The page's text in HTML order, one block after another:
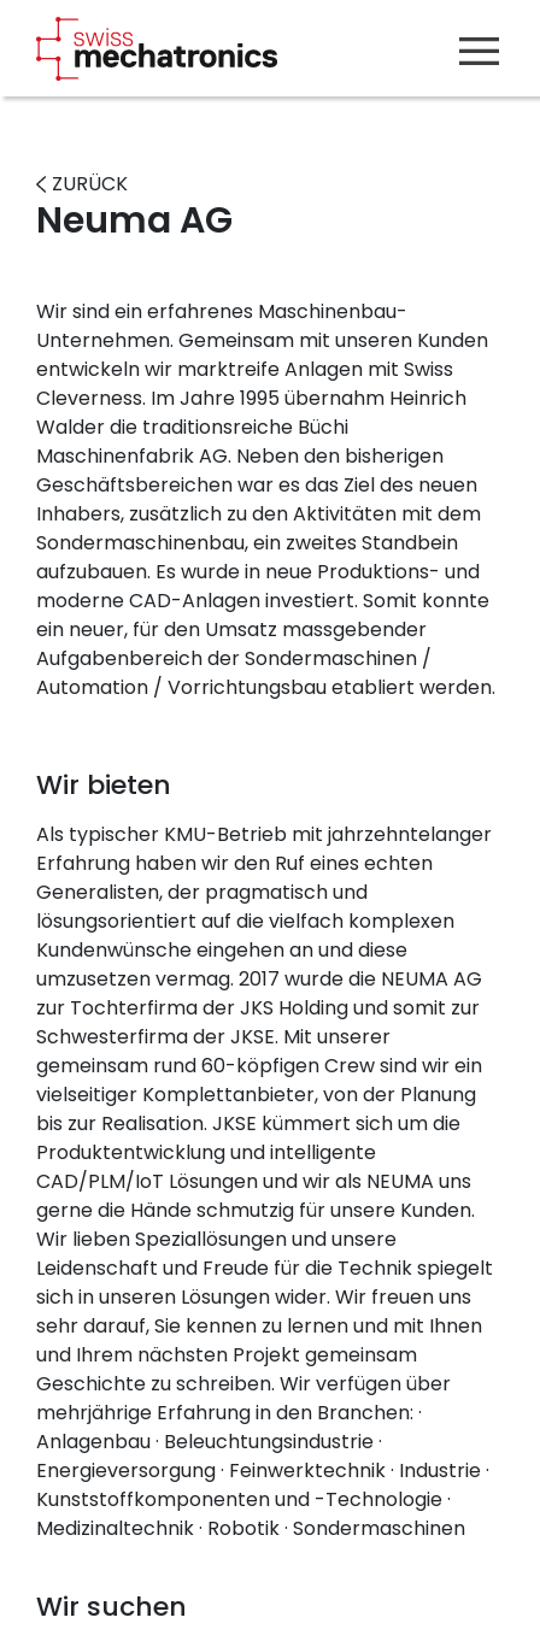
ZURÜCK
Neuma AG
Wir sind ein erfahrenes Maschinenbau-
Unternehmen. Gemeinsam mit unseren Kunden
entwickeln wir marktreife Anlagen mit Swiss
Cleverness. Im Jahre 1995 übernahm Heinrich
Walder die traditionsreiche Büchi
Maschinenfabrik AG. Neben den bisherigen
Geschäftsbereichen war es das Ziel des neuen
Inhabers, zusätzlich zu den Aktivitäten mit dem
Sondermaschinenbau, ein zweites Standbein
aufzubauen. Es wurde in neue Produktions- und
moderne CAD-Anlagen investiert. Somit konnte
ein neuer, für den Umsatz massgebender
Aufgabenbereich der Sondermaschinen /
Automation / Vorrichtungsbau etabliert werden.
Wir bieten
Als typischer KMU-Betrieb mit jahrzehntelanger
Erfahrung haben wir den Ruf eines echten
Generalisten, der pragmatisch und
lösungsorientiert auf die vielfach komplexen
Kundenwünsche eingehen an und diese
umzusetzen vermag. 2017 wurde die NEUMA AG
zur Tochterfirma der JKS Holding und somit zur
Schwesterfirma der JKSE. Mit unserer
gemeinsam rund 60-köpfigen Crew sind wir ein
vielseitiger Komplettanbieter, von der Planung
bis zur Realisation. JKSE kümmert sich um die
Produktentwicklung und intelligente
CAD/PLM/IoT Lösungen und wir als NEUMA uns
gerne die Hände schmutzig für unsere Kunden.
Wir lieben Speziallösungen und unsere
Leidenschaft und Freude für die Technik spiegelt
sich in unseren Lösungen wider. Wir freuen uns
sehr darauf, Sie kennen zu lernen und mit Ihnen
und Ihrem nächsten Projekt gemeinsam
Geschichte zu schreiben. Wir verfügen über
mehrjährige Erfahrung in den Branchen: ·
Anlagenbau · Beleuchtungsindustrie ·
Energieversorgung · Feinwerktechnik · Industrie ·
Kunststoffkomponenten und -Technologie ·
Medizinaltechnik · Robotik · Sondermaschinen
Wir suchen